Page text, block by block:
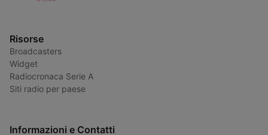
Risorse
Broadcasters
Widget
Radiocronaca Serie A
Siti radio per paese
Informazioni e Contatti